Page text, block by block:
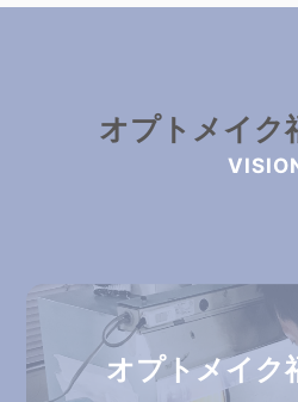
オプトメイク
オプトメイク